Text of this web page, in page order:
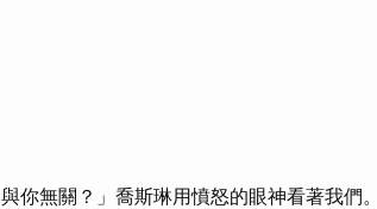
與你無關？」喬斯琳用憤怒的眼神看著我們。